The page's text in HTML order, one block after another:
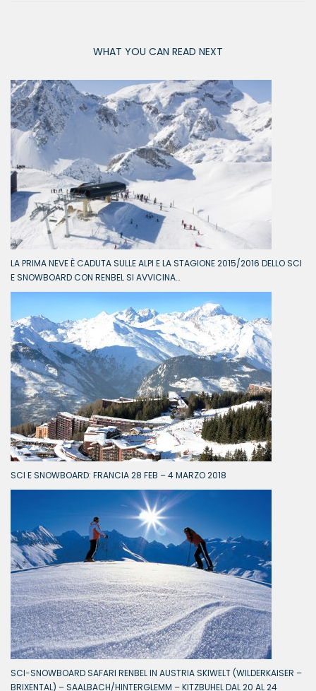
WHAT YOU CAN READ NEXT
LA PRIMA NEVE È CADUTA SULLE ALPI E LA STAGIONE 2015/2016 DELLO SCI
E SNOWBOARD CON RENBEL SI AVVICINA…
SCI E SNOWBOARD: FRANCIA 28 FEB – 4 MARZO 2018
SCI-SNOWBOARD SAFARI RENBEL IN AUSTRIA SKIWELT (WILDERKAISER –
BRIXENTAL) – SAALBACH/HINTERGLEMM – KITZBUHEL DAL 20 AL 24